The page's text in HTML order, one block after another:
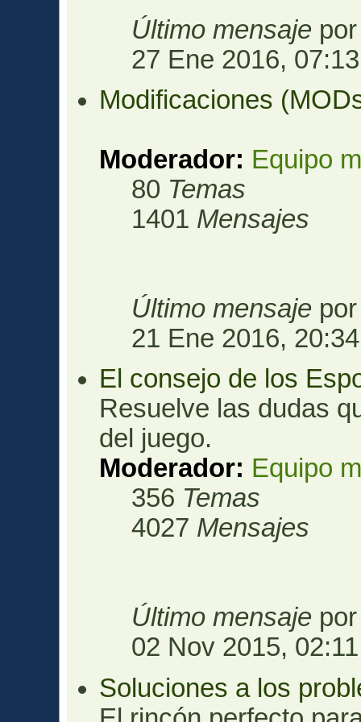
Último mensaje
27 Ene 2016, 07:13
Modificaciones
Moderador: Equipo
80 Temas
1401 Mensajes
Último mensaje
21 Ene 2016, 20:34
El consejo de los
Resuelve las dudas
del juego.
Moderador: Equipo
356 Temas
4027 Mensajes
Último mensaje
02 Nov 2015, 02:11
Soluciones a los